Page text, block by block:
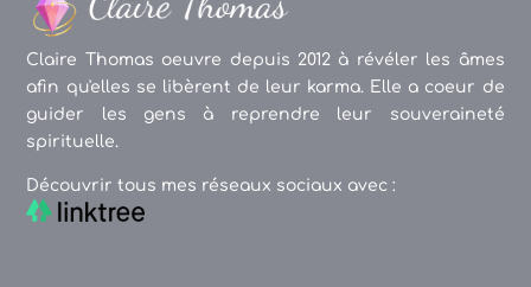
Claire Thomas oeuvre depuis 2012 à révéler les âmes
afin qu'elles se libèrent de leur karma. Elle a coeur de
guider les gens à reprendre leur souveraineté
spirituelle.
Découvrir tous mes réseaux sociaux avec :